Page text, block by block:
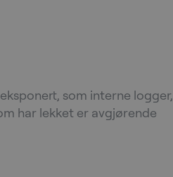
som interne logger,
har lekket er avgjørende